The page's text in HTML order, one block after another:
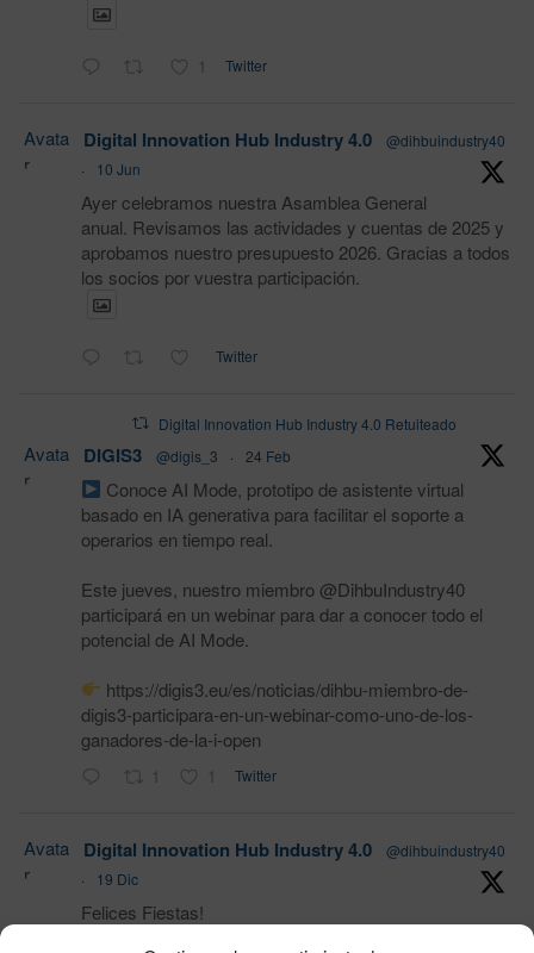
1 Twitter
Avata
r
Digital Innovation Hub Industry 4.0
@dihbuindustry40
·
10 Jun
Ayer celebramos nuestra Asamblea General
anual. Revisamos las actividades y cuentas de 2025 y
aprobamos nuestro presupuesto 2026. Gracias a todos
los socios por vuestra participación.
Twitter
Digital Innovation Hub Industry 4.0 Retuiteado
Avata
r
DIGIS3 @digis_3 · 24 Feb
Conoce AI Mode, prototipo de asistente virtual
basado en IA generativa para facilitar el soporte a
operarios en tiempo real.
Este jueves, nuestro miembro @DihbuIndustry40
participará en un webinar para dar a conocer todo el
potencial de AI Mode.
https://digis3.eu/es/noticias/dihbu-miembro-de-
digis3-participara-en-un-webinar-como-uno-de-los-
ganadores-de-la-i-open
1 1 Twitter
Avata
r
Digital Innovation Hub Industry 4.0
@dihbuindustry40
·
19 Dic
Felices Fiestas!